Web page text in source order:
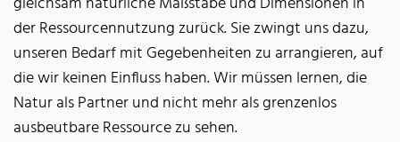
der Ressourcennutzung zurück. Sie zwingt uns dazu,
unseren Bedarf mit Gegebenheiten zu arrangieren, auf
die wir keinen Einfluss haben. Wir müssen lernen, die
Natur als Partner und nicht mehr als grenzenlos
ausbeutbare Ressource zu sehen.